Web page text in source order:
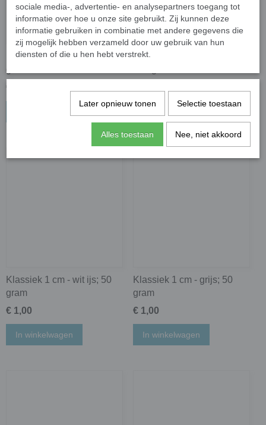
Klassiek 1 cm - zwart; 100
gram
€ 2,00
Klassiek 1 cm - mat wit;
Klassiek 1 cm - wit ijs; 50
gram
€ 1,00
In winkelwagen
Klassiek 1 cm - grijs; 50
gram
€ 1,00
In winkelwagen
sociale media-, advertentie- en analysepartners toegang tot
informatie over hoe u onze site gebruikt. Zij kunnen deze
informatie gebruiken in combinatie met andere gegevens die
zij mogelijk hebben verzameld door uw gebruik van hun
diensten of die u hen hebt verstrekt.
Later opnieuw tonen Selectie toestaan
Alles toestaan Nee, niet akkoord